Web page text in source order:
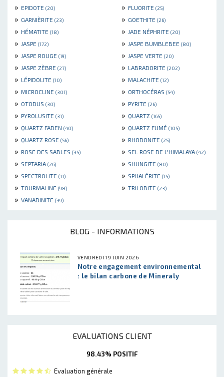
» EPIDOTE (20) » FLUORITE (25)
» GARNIÈRITE (23) » GOETHITE (26)
» HÉMATITE (18) » JADE NÉPHRITE (20)
» JASPE (172) » JASPE BUMBLEBEE (80)
» JASPE ROUGE (19) » JASPE VERTE (20)
» JASPE ZÈBRE (27) » LABRADORITE (202)
» LÉPIDOLITE (10) » MALACHITE (12)
» MICROCLINE (301) » ORTHOCÉRAS (54)
» OTODUS (30) » PYRITE (26)
» PYROLUSITE (31) » QUARTZ (165)
» QUARTZ FADEN (40) » QUARTZ FUMÉ (105)
» QUARTZ ROSE (56) » RHODONITE (25)
» ROSE DES SABLES (35) » SEL ROSE DE L'HIMALAYA (42)
» SEPTARIA (26) » SHUNGITE (80)
» SPECTROLITE (11) » SPHALÉRITE (15)
» TOURMALINE (98) » TRILOBITE (23)
» VANADINITE (39)
BLOG - INFORMATIONS
VENDREDI 19 JUIN 2026
Notre engagement environnemental
: le bilan carbone de Mineraly
EVALUATIONS CLIENT
98.43% POSITIF
Evaluation générale